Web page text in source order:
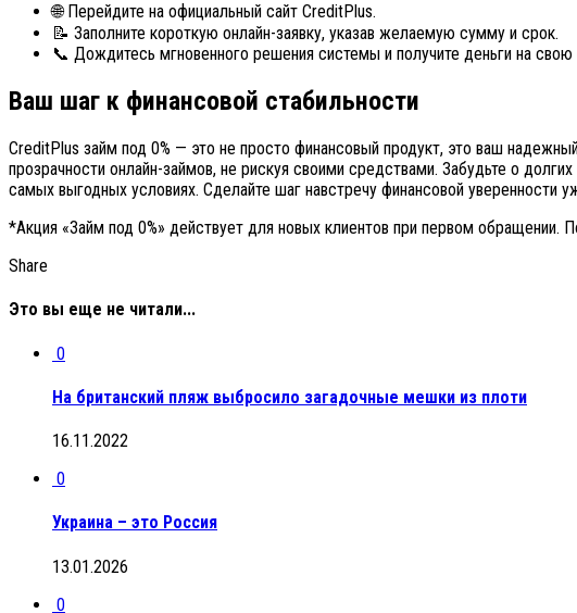
🌐 Перейдите на официальный сайт CreditPlus.
📝 Заполните короткую онлайн-заявку, указав желаемую сумму и срок.
📞 Дождитесь мгновенного решения системы и получите деньги на свою
Ваш шаг к финансовой стабильности
CreditPlus займ под 0% — это не просто финансовый продукт, это ваш
прозрачности онлайн-займов, не рискуя своими средствами. Забудьте о
самых выгодных условиях. Сделайте шаг навстречу финансовой уверенности
*Акция «Займ под 0%» действует для новых клиентов при первом обращении.
Share
Это вы еще не читали...
0
На британский пляж выбросило загадочные мешки из плоти
16.11.2022
0
Украина – это Россия
13.01.2026
0